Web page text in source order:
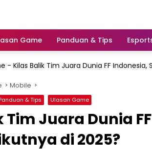
Game Panduan & Tips
- Kilas Balik Tim Juara Dunia FF Indonesia,
Mobile
& Tips Ulasan Game
Tim Juara Dunia
di 2025?